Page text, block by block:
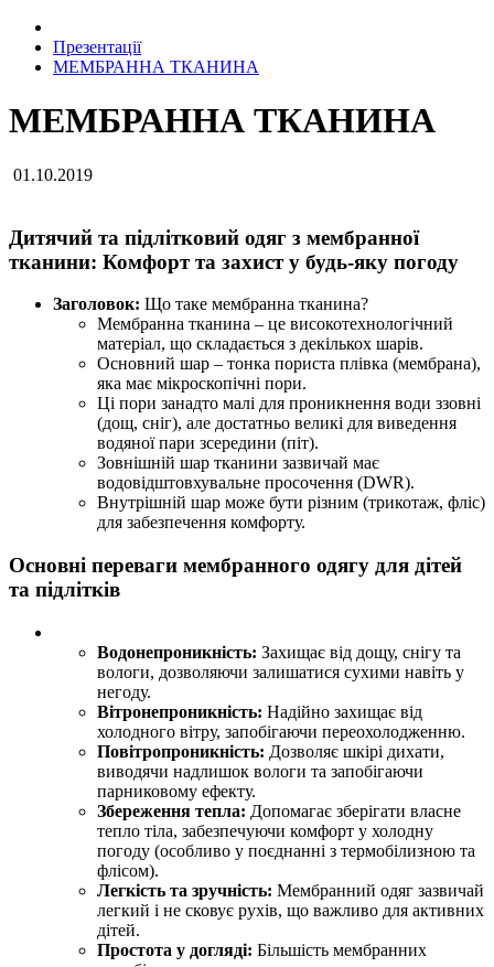
Презентації
МЕМБРАННА ТКАНИНА
МЕМБРАННА ТКАНИНА
01.10.2019
Дитячий та підлітковий одяг з мембранної
тканини: Комфорт та захист у будь-яку погоду
Заголовок: Що таке мембранна тканина?
Мембранна тканина – це високотехнологічний
матеріал, що складається з декількох шарів.
Основний шар – тонка пориста плівка (мембрана),
яка має мікроскопічні пори.
Ці пори занадто малі для проникнення води ззовні
(дощ, сніг), але достатньо великі для виведення
водяної пари зсередини (піт).
Зовнішній шар тканини зазвичай має
водовідштовхувальне просочення (DWR).
Внутрішній шар може бути різним (трикотаж, фліс)
для забезпечення комфорту.
Основні переваги мембранного одягу для дітей
та підлітків
Водонепроникність: Захищає від дощу, снігу та
вологи, дозволяючи залишатися сухими навіть у
негоду.
Вітронепроникність: Надійно захищає від
холодного вітру, запобігаючи переохолодженню.
Повітропроникність: Дозволяє шкірі дихати,
виводячи надлишок вологи та запобігаючи
парниковому ефекту.
Збереження тепла: Допомагає зберігати власне
тепло тіла, забезпечуючи комфорт у холодну
погоду (особливо у поєднанні з термобілизною та
флісом).
Легкість та зручність: Мембранний одяг зазвичай
легкий і не сковує рухів, що важливо для активних
дітей.
Простота у догляді: Більшість мембранних